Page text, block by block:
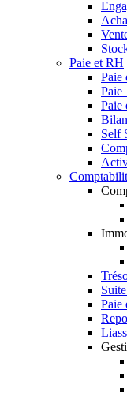
Paie et RH
Paie
Paie
Paie
Self
Paie